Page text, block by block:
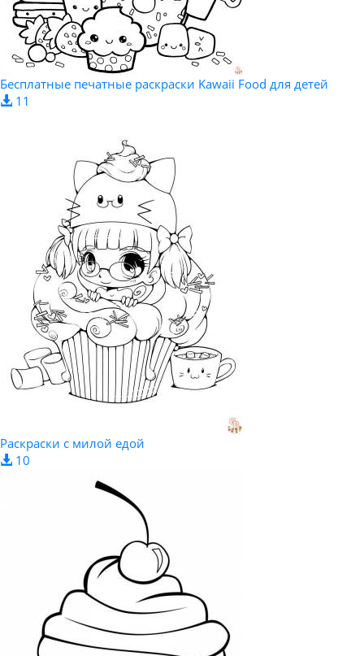
Бесплатные печатные раскраски Kawaii Food для детей
11
Раскраски с милой едой
10